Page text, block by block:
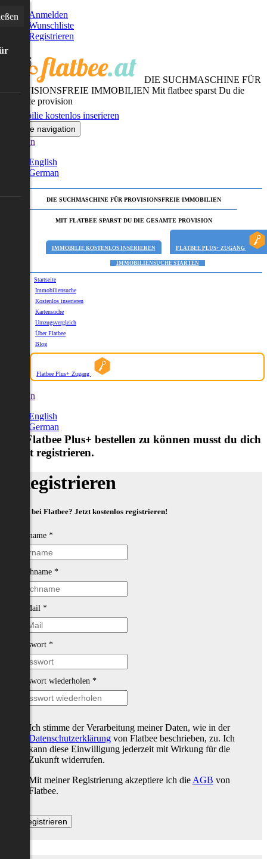
Anmelden
Wunschliste
Registrieren
DIE SUCHMASCHINE FÜR
PROVISIONSFREIE IMMOBILIEN Mit flatbee sparst Du die
gesamte provision
Immobilie kostenlos inserieren
Toggle navigation
German
English
German
DIE SUCHMASCHINE FÜR PROVISIONSFREIE IMMOBILIEN
MIT FLATBEE SPARST DU DIE GESAMTE PROVISION
IMMOBILIE KOSTENLOS INSERIEREN FLATBEE PLUS+ ZUGANG
IMMOBILIENSUCHE STARTEN
Startseite
Immobiliensuche
Kostenlos inserieren
Kartensuche
Umzugsvergleich
Über Flatbee
Blog
Flatbee Plus+ Zugang
German
English
German
Um Flatbee Plus+ bestellen zu können musst du dich
zuerst registrieren.
Registrieren
Neu bei Flatbee? Jetzt kostenlos registrieren!
Vorname *
Nachname *
E-Mail *
Passwort *
Passwort wiederholen *
Ich stimme der Verarbeitung meiner Daten, wie in der
Datenschutzerklärung von Flatbee beschrieben, zu. Ich
kann diese Einwilligung jederzeit mit Wirkung für die
Zukunft widerrufen.
Mit meiner Registrierung akzeptiere ich die AGB von
Flatbee.